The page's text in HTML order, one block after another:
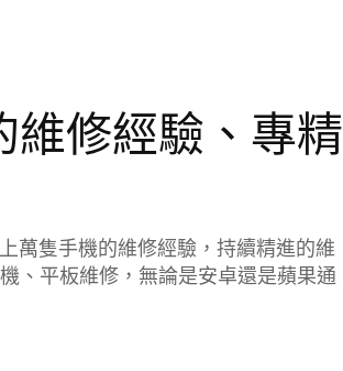
維修經驗、專精
萬隻手機的維修經驗，持續精進的維
、平板維修，無論是安卓還是蘋果通